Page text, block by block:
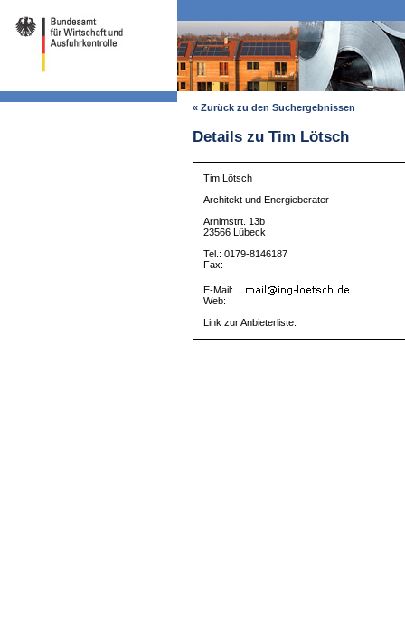
« Zurück zu den Suchergebnissen
Details zu Tim Lötsch
Tim Lötsch
Architekt und Energieberater
Arnimstrt. 13b
23566 Lübeck
Tel.: 0179-8146187
Fax:
E-Mail:
Web:
Link zur Anbieterliste: